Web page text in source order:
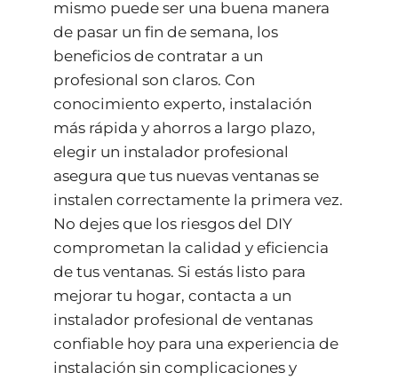
mismo puede ser una buena manera
de pasar un fin de semana, los
beneficios de contratar a un
profesional son claros. Con
conocimiento experto, instalación
más rápida y ahorros a largo plazo,
elegir un instalador profesional
asegura que tus nuevas ventanas se
instalen correctamente la primera vez.
No dejes que los riesgos del DIY
comprometan la calidad y eficiencia
de tus ventanas. Si estás listo para
mejorar tu hogar, contacta a un
instalador profesional de ventanas
confiable hoy para una experiencia de
instalación sin complicaciones y